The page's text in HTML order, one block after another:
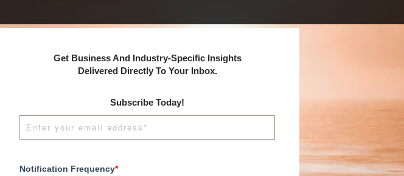
Get Business And Industry-Specific Insights
Delivered Directly To Your Inbox.
Subscribe Today!
Notification Frequency*